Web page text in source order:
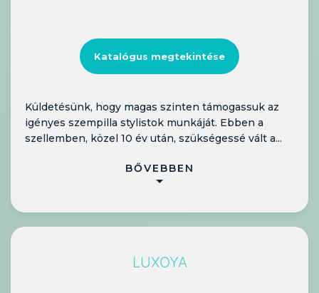
Katalógus megtekintése
Küldetésünk, hogy magas szinten támogassuk az
igényes szempilla stylistok munkáját. Ebben a
szellemben, közel 10 év után, szükségessé vált a...
BŐVEBBEN
LUXOYA